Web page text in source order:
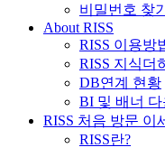
비밀번호 찾기
About RISS
RISS 이용방
RISS 지식더
DB연계 현황
BI 및 배너 다
RISS 처음 방문 이
RISS란?